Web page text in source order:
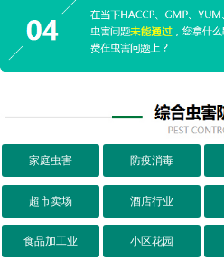
家庭虫害 防疫消毒
超市卖场 酒店行业
食品加工业 小区花园